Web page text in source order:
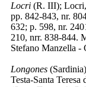
Locri (R. III);
pp. 842-843, nr.
632; p. 598, nr.
210, nrr. 838-844.
Stefano Manzella
Longones
Testa-Santa